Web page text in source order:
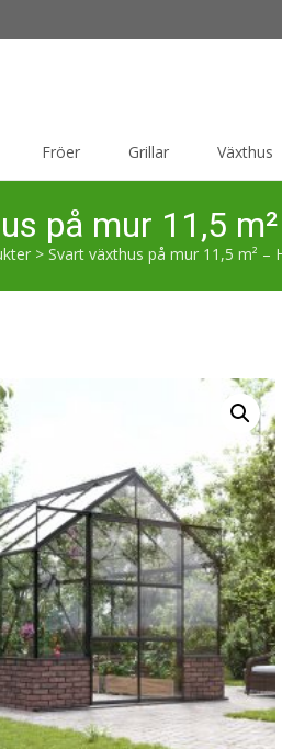
Fröer Grillar Växthus
på mur 11,5
> Svart växthus på mur 11,5 m² –